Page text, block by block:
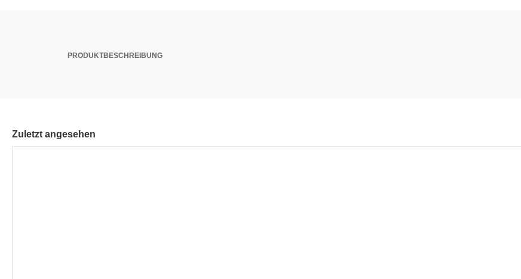
PRODUKTBESCHREIBUNG
Zuletzt angesehen